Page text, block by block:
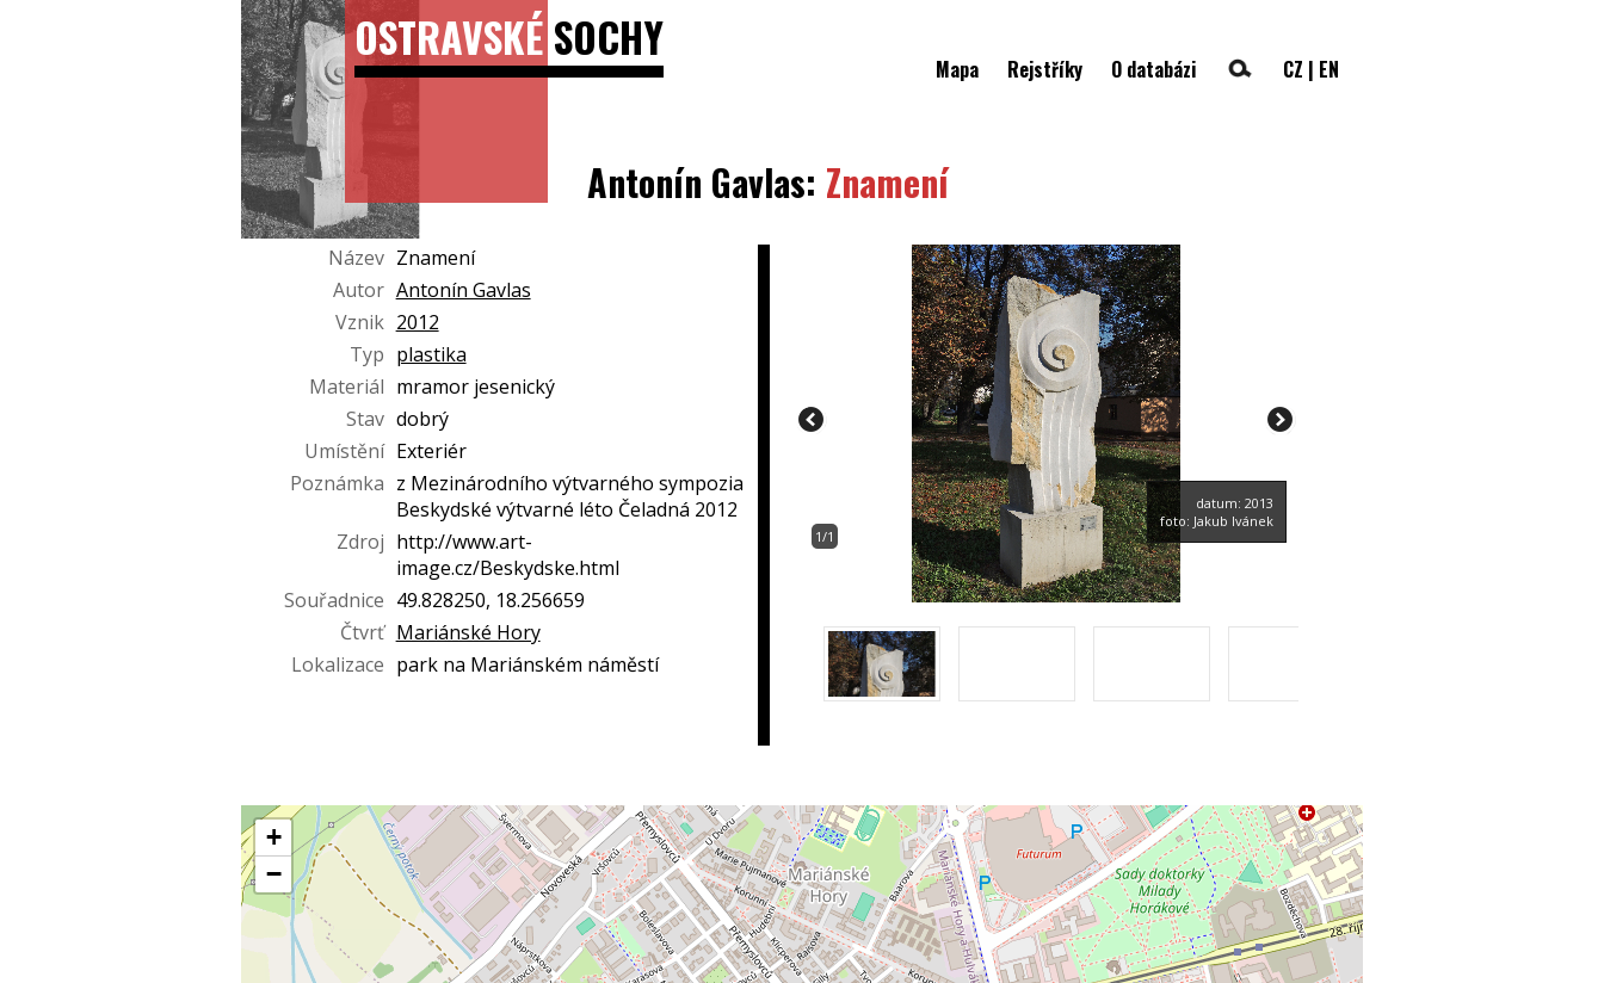
OSTRAVSKÉSOCHY
Mapa Rejstříky O databázi CZ | EN
Antonín Gavlas: Znamení
Název Znamení
Autor Antonín Gavlas
Vznik 2012
Typ plastika
Materiál mramor jesenický
Stav dobrý
Umístění Exteriér
Poznámka z Mezinárodního výtvarného sympozia
Beskydské výtvarné léto Čeladná 2012
Zdroj http://www.art-
image.cz/Beskydske.html
Souřadnice 49.828250, 18.256659
Čtvrť Mariánské Hory
Lokalizace park na Mariánském náměstí
1/1
datum: 2013
foto: Jakub Ivánek
+
−